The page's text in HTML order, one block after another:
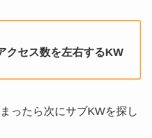
クセス数を左右するKW
ったら次にサブKWを探し